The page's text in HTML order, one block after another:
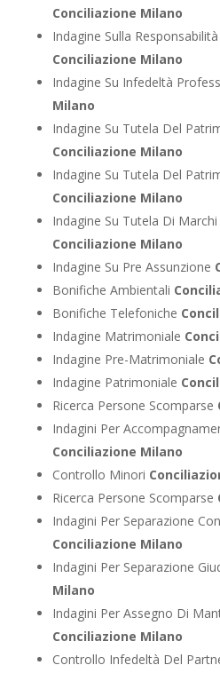
Conciliazione Milano
Indagine Sulla
Conciliazione Milano
Indagine Su Infedeltà
Milano
Indagine Su Tutela Del
Conciliazione Milano
Indagine Su Tutela Del
Conciliazione Milano
Indagine Su Tutela Di
Conciliazione Milano
Indagine Su Pre Assunzione
Bonifiche Ambientali
Bonifiche Telefoniche
Indagine Matrimoniale
Indagine Pre-Matrimoniale
Indagine Patrimoniale
Ricerca Persone Scomparse
Indagini Per
Conciliazione Milano
Controllo Minori
Ricerca Persone Scomparse
Indagini Per Separazione
Conciliazione Milano
Indagini Per Separazione
Milano
Indagini Per Assegno Di
Conciliazione Milano
Controllo Infedeltà Del